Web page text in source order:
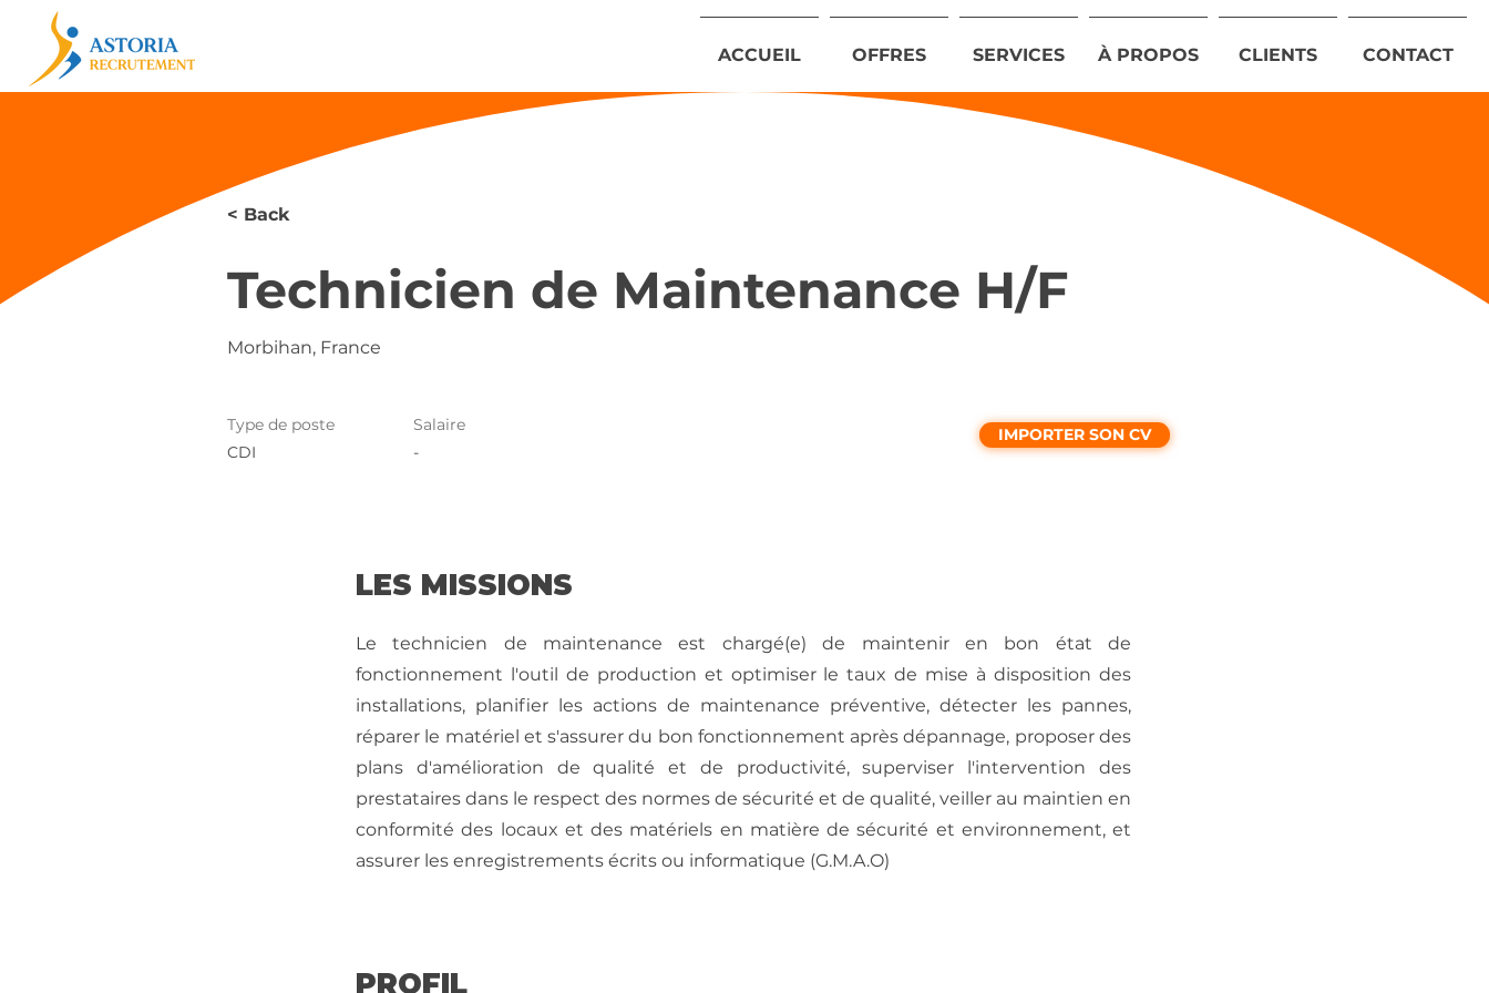
ACCUEIL OFFRES SERVICES À PROPOS CLIENTS CONTACT
< Back
Technicien de Maintenance H/F
Morbihan, France
Type de poste
CDI
Salaire
-
IMPORTER SON CV
LES MISSIONS
Le technicien de maintenance est chargé(e) de maintenir en bon état de
fonctionnement l'outil de production et optimiser le taux de mise à disposition des
installations, planifier les actions de maintenance préventive, détecter les pannes,
réparer le matériel et s'assurer du bon fonctionnement après dépannage, proposer des
plans d'amélioration de qualité et de productivité, superviser l'intervention des
prestataires dans le respect des normes de sécurité et de qualité, veiller au maintien en
conformité des locaux et des matériels en matière de sécurité et environnement, et
assurer les enregistrements écrits ou informatique (G.M.A.O)
PROFIL